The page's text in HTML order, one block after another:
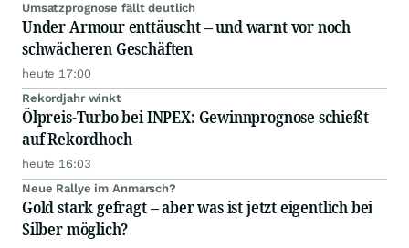
Umsatzprognose fällt deutlich
Under Armour enttäuscht – und warnt vor noch
schwächeren Geschäften
heute 17:00
Rekordjahr winkt
Ölpreis-Turbo bei INPEX: Gewinnprognose schießt
auf Rekordhoch
heute 16:03
Neue Rallye im Anmarsch?
Gold stark gefragt – aber was ist jetzt eigentlich bei
Silber möglich?